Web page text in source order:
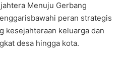
Menuju Gerbang
peran strategis
kesejahteraan keluarga dan
desa hingga kota.